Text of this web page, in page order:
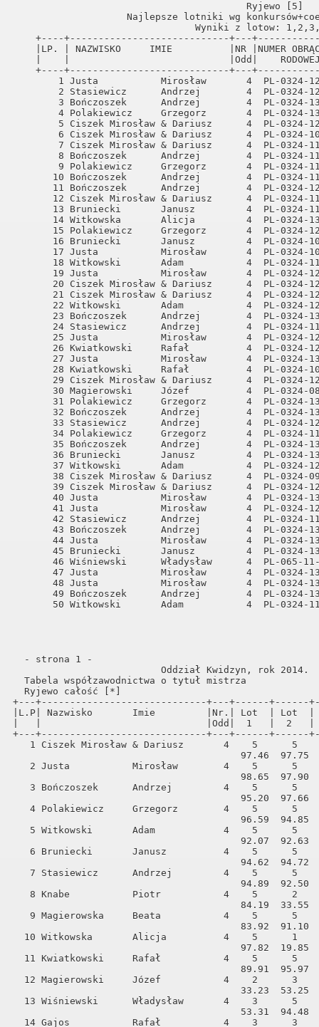
+----
|LP. | NAZWISKO     IMIE
|    |
+----
1 Justa
2 Stasiewicz
3 Bończoszek
4 Polakiewicz
5 Ciszek Mirosław &
6 Ciszek Mirosław &
7 Ciszek Mirosław &
8 Bończoszek
9 Polakiewicz
10 Bończoszek
11 Bończoszek
12 Ciszek Mirosław &
13 Bruniecki
14 Witkowska
15 Polakiewicz
16 Bruniecki
17 Justa
18 Witkowski
19 Justa
20 Ciszek Mirosław &
21 Ciszek Mirosław &
22 Witkowski
23 Bończoszek
24 Stasiewicz
25 Justa
26 Kwiatkowski
27 Justa
28 Kwiatkowski
29 Ciszek Mirosław &
30 Magierowski
31 Polakiewicz
32 Bończoszek
33 Stasiewicz
34 Polakiewicz
35 Bończoszek
36 Bruniecki
37 Witkowski
38 Ciszek Mirosław &
39 Ciszek Mirosław &
40 Justa
41 Justa
42 Stasiewicz
43 Bończoszek
44 Justa
45 Bruniecki
46 Wiśniewski
47 Justa
48 Justa
49 Bończoszek
50 Witkowski
-
Tabela
+---+-----------------------------
|L.P| Nazwisko       Imie
|   |
+---+-----------------------------
1 Ciszek Mirosław & Dariusz
2 Justa           Mirosław
3 Bończoszek      Andrzej
4 Polakiewicz     Grzegorz
5 Witkowski       Adam
6 Bruniecki       Janusz
7 Stasiewicz      Andrzej
8 Knabe           Piotr
9 Magierowska     Beata
10 Witkowska       Alicja
11 Kwiatkowski     Rafał
12 Magierowski     Józef
13 Wiśniewski      Władysław
14 Gajos           Rafał